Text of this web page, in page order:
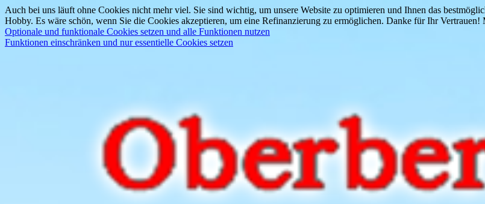
Auch bei uns läuft ohne Cookies nicht mehr viel. Sie sind wichtig, um unsere Website zu optimieren und Ihnen das
Hobby. Es wäre schön, wenn Sie die Cookies akzeptieren, um eine Refinanzierung zu ermöglichen. Danke für Ihr
Optionale und funktionale Cookies setzen und alle Funktionen nutzen
Funktionen einschränken und nur essentielle Cookies setzen